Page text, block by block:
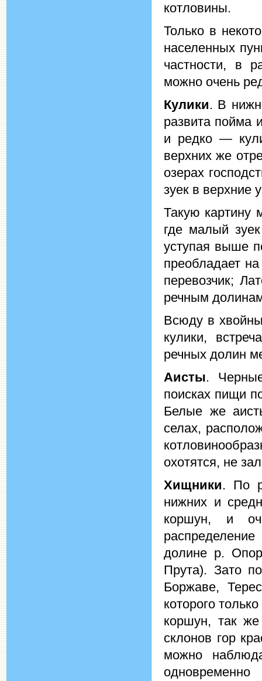
котловины.
Только в
населенных
частности, в
можно очень
Кулики. В
развита пойма
и редко —
верхних же
озерах
зуек в верхние
Такую
где малый
уступая выше
преобладает
перевозчик;
речным
Всюду в
кулики,
речных долин
Аисты.
поисках пищи
Белые же
селах,
охотятся, не
Хищники. По
нижних и
коршун, и
долине р.
Прута). Зато
Боржаве,
которого
коршун, так
склонов гор
можно